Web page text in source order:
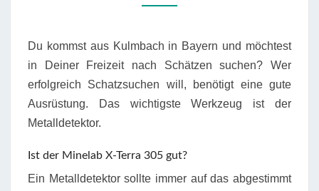
Du kommst aus Kulmbach in Bayern und möchtest
in Deiner Freizeit nach Schätzen suchen? Wer
erfolgreich Schatzsuchen will, benötigt eine gute
Ausrüstung. Das wichtigste Werkzeug ist der
Metalldetektor.
Ist der Minelab X-Terra 305 gut?
Ein Metalldetektor sollte immer auf das abgestimmt